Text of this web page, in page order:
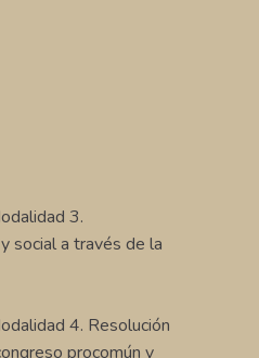
3.
social a través de la
4. Resolución
procomún y